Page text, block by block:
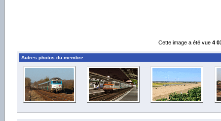
Cette image a été vue 4
Autres photos du membre